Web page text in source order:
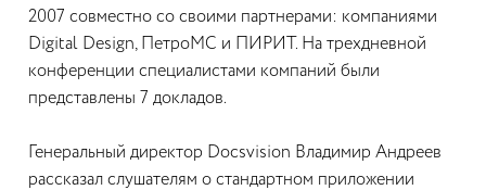
2007 совместно со своими партнерами: компаниями
Digital Design, ПетроМС и ПИРИТ. На трехдневной
конференции специалистами компаний были
представлены 7 докладов.
Генеральный директор Docsvision Владимир Андреев
рассказал слушателям о стандартном приложении